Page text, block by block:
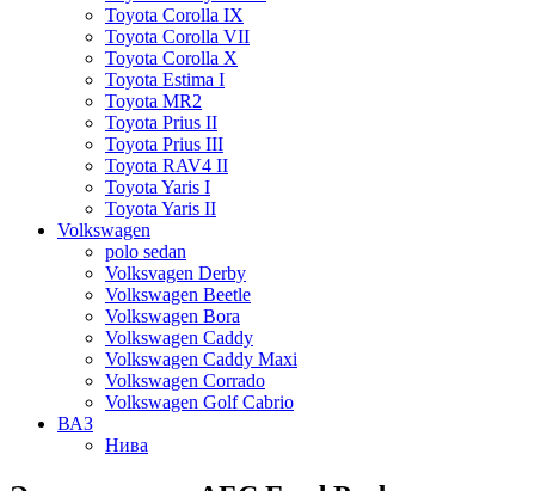
Toyota Corolla IX
Toyota Corolla VII
Toyota Corolla X
Toyota Estima I
Toyota MR2
Toyota Prius II
Toyota Prius III
Toyota RAV4 II
Toyota Yaris I
Toyota Yaris II
Volkswagen
polo sedan
Volksvagen Derby
Volkswagen Beetle
Volkswagen Bora
Volkswagen Caddy
Volkswagen Caddy Maxi
Volkswagen Corrado
Volkswagen Golf Cabrio
ВАЗ
Нива